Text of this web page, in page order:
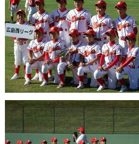
卒団生の声
ガンバレ！広島西ブログ
「体験」「見学」お申し込み／その他
寄付のお願い
質問コーナー Ｑ＆Ａ
リトルリーグについて